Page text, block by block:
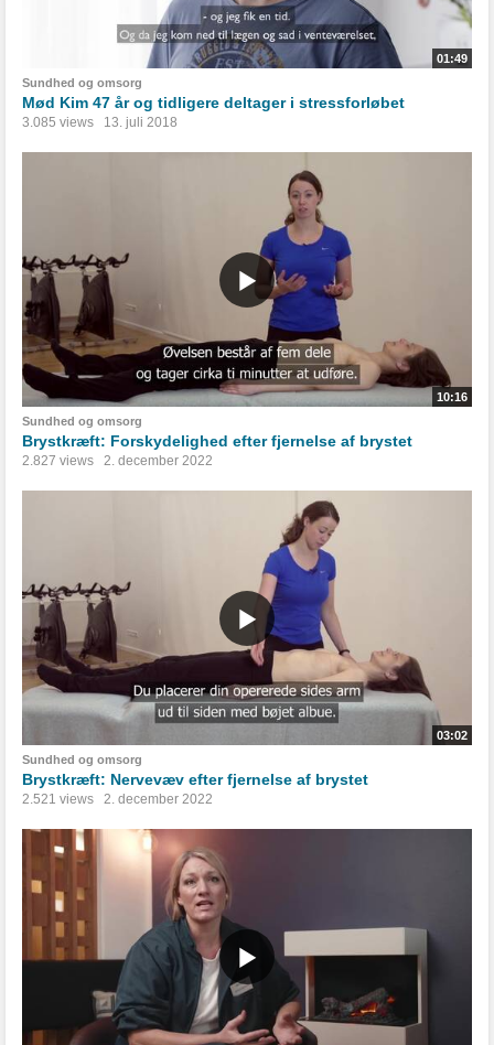
01:49
Sundhed og omsorg
Mød Kim 47 år og tidligere deltager i stressforløbet
3.085 views 13. juli 2018
10:16
Sundhed og omsorg
Brystkræft: Forskydelighed efter fjernelse af brystet
2.827 views 2. december 2022
03:02
Sundhed og omsorg
Brystkræft: Nervevæv efter fjernelse af brystet
2.521 views 2. december 2022